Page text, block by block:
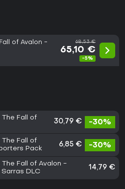
of Avalon -
68,53 €
65,10 €
-5%
The Fall of
30,79 € -30%
The Fall of
Pack
6,85 € -30%
The Fall of Avalon -
DLC
14,79 €